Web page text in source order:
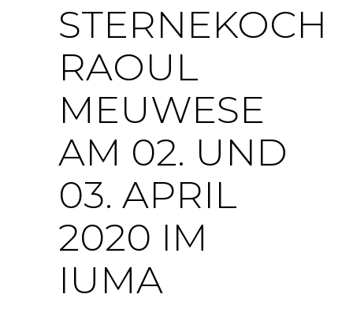
STERNEKOCH
RAOUL
MEUWESE
AM 02. UND
03. APRIL
2020 IM
IUMA